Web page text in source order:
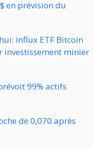
en prévision du
influx ETF Bitcoin
investissement minier
99% actifs
de 0,070 après